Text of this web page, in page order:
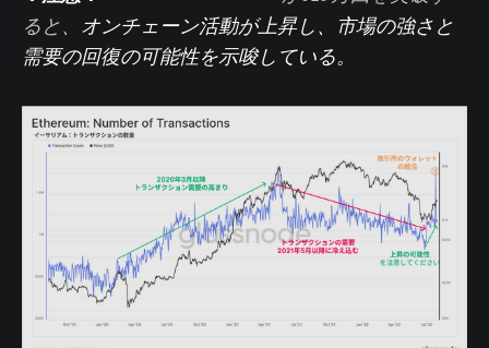
ると、 オンチェーン活動が上昇し、市場の強さと
需要の回復の可能性を示唆している。